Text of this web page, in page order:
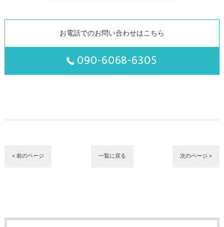
お電話でのお問い合わせはこちら
090-6068-6305
< 前のページ 一覧に戻る 次のページ >